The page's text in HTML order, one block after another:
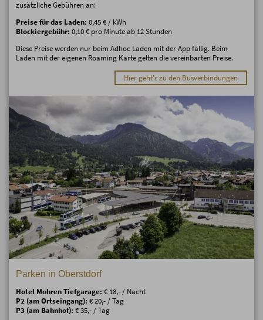
zusätzliche Gebühren an:
Preise für das Laden: 0,45 € / kWh
Blockiergebühr: 0,10 € pro Minute ab 12 Stunden
Diese Preise werden nur beim Adhoc Laden mit der App fällig. Beim
Laden mit der eigenen Roaming Karte gelten die vereinbarten Preise.
Hier geht's zu den Busverbindungen
Parken in Oberstdorf
Hotel Mohren Tiefgarage: € 18,- / Nacht
P2 (am Ortseingang): € 20,- / Tag
P3 (am Bahnhof): € 35,- / Tag